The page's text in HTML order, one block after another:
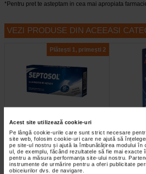
Acest site utilizează cookie-uri
Pe lângă cookie-urile care sunt strict necesare
site web, folosim cookie-uri care ne ajută să
pe site-ul nostru și ajută la îmbunătățirea modului în
ul, de exemplu, făcând rezultatele să fie mai exacte
pentru a măsura performanța site-ului nostru.
instrumente de urmărire pentru a oferi publicitate
obiceiurilor dvs. de navigare.
*Pentru pret te asteptam in cea mai apropiata
VEZI PRODUSE DIN ACEEASI
Plătești 1, primești 2
Septosol cu albastru de
metilen, 20 comprimate de…
Septosol cu albastru de metilen
este un supliment alimentar cu
albastru de metilen ce contribuie…
Zdrovit
Magneziul
la
la